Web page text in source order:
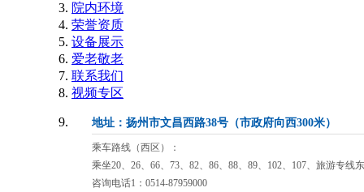
院内环境
荣誉资质
设备展示
爱老敬老
联系我们
视频专区
地址：扬州市文昌西路38号（市政府向西300米）
乘车路线（西区）：
乘坐20、26、66、73、82、86、88、89、102、107、旅游专线
咨询电话1：0514-87959000